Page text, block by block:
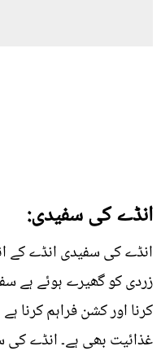
انڈے کی سفیدی:
انڈے کی سفیدی انڈے کے
زردی کو گھیرے ہوئے ہے
کرنا اور کشن فراہم کرنا